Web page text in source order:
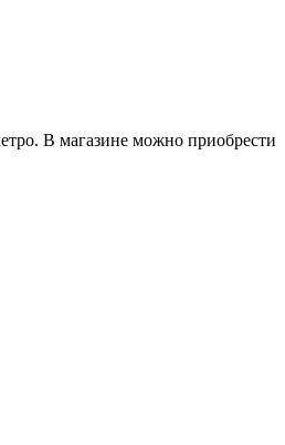
В магазине можно приобрести